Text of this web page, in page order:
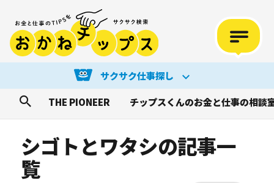
サクサク仕事探し
THE PIONEER
チップスくんのお金と仕事の相談
シゴトとワタシの記事一
覧